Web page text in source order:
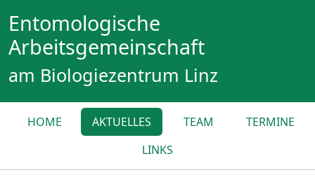
Entomologische
Arbeitsgemeinschaft
am Biologiezentrum Linz
HOME AKTUELLES TEAM
TERMINE
LINKS